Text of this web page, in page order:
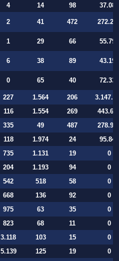
4 14 98
37.084
2 41 472
1 29 66
55.794
6 38 89
43.197
0 65 40 72.332
227 1.564 206
116 1.554 269
335 49 487
118 1.974 24
95.847
735 1.131 19
0
204 1.193 94
0
542 518 58
0
668 136 92
0
975 63 35
0
823 68 11
0
3.118 103 15
0
5.139 125 19
0